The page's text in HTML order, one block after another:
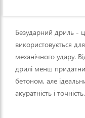
Безударний дриль -
використовується
механічного удару.
дрилі менш
бетоном, але
акуратність і точність.